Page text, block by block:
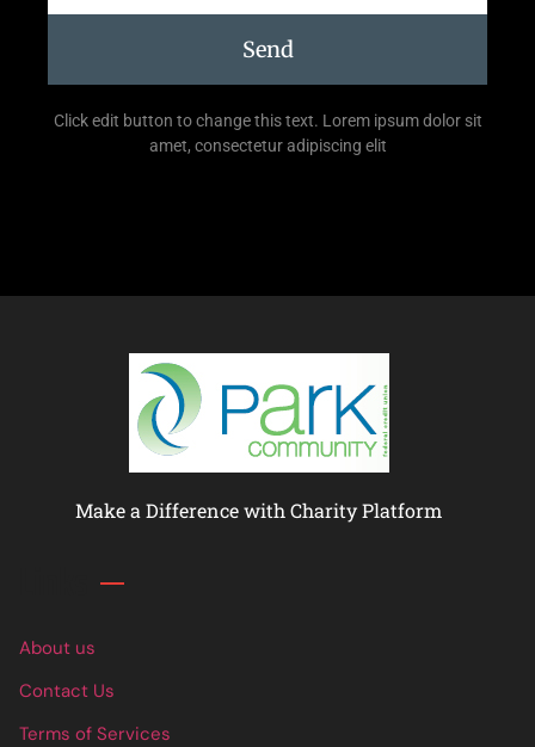
Send
Click edit button to change this text. Lorem ipsum dolor sit
amet, consectetur adipiscing elit
Make a Difference with Charity Platform
About us
Contact Us
Terms of Services